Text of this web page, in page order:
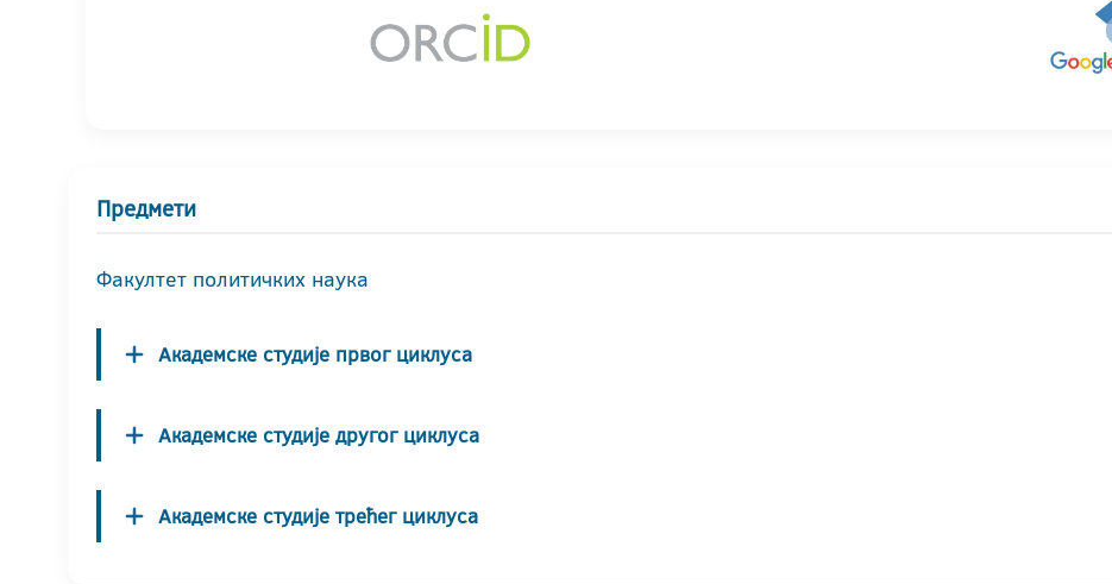
Предмети
Факултет политичких наука
Академске студије првог циклуса
Академске студије другог циклуса
Академске студије трећег циклуса